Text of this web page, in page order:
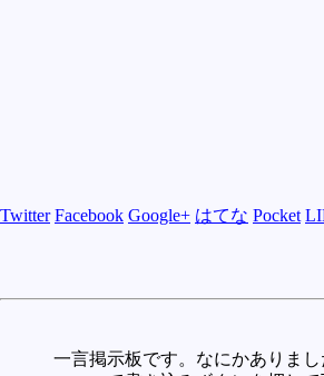
Twitter Facebook Google+ はてな Pocket
一言掲示板です。なにかありま